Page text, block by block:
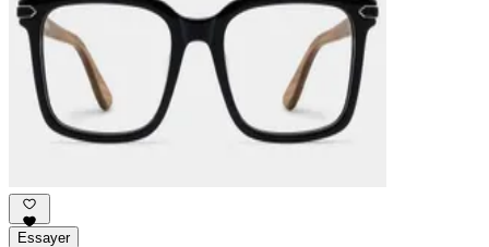
Essayer